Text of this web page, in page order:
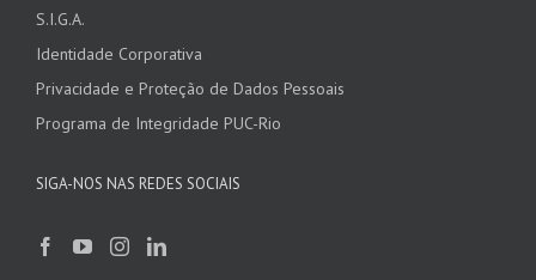
S.I.G.A.
Identidade Corporativa
Privacidade e Proteção de Dados Pessoais
Programa de Integridade PUC-Rio
SIGA-NOS NAS REDES SOCIAIS